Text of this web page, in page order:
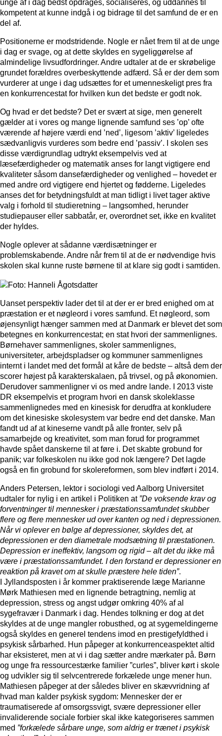
unge af i dag bedst opdrages, socialiseres, og uddannes til
kompetent at kunne indgå i og bidrage til det samfund de er en
del af.
Positionerne er modstridende. Nogle er nået frem til at de unge
i dag er svage, og at dette skyldes en sygeliggørelse af
almindelige livsudfordringer. Andre udtaler at de er skrøbelige
grundet forældres overbeskyttende adfærd. Så er der dem som
vurderer at unge i dag udsættes for et umenneskeligt pres fra
en konkurrencestat for hvilken kun det bedste er godt nok.
Og hvad er det bedste? Det er svært at sige, men generelt
gælder at i vores og mange lignende samfund ses ’op’ ofte
værende af højere værdi end ’ned’, ligesom ’aktiv’ ligeledes
sædvanligvis vurderes som bedre end ’passiv’. I skolen ses
disse værdigrundlag udtrykt eksempelvis ved at
læsefærdigheder og matematik anses for langt vigtigere end
kvaliteter såsom dansefærdigheder og venlighed – hovedet er
med andre ord vigtigere end hjertet og fødderne. Ligeledes
anses det for betydningsfuldt at man tidligt i livet tager aktive
valg i forhold til studieretning – langsomhed, herunder
studiepauser eller sabbatår, er, overordnet set, ikke en kvalitet
der hyldes.
Nogle oplever at sådanne værdisætninger er
problemskabende. Andre når frem til at de er nødvendige hvis
skolen skal kunne ruste børnene til at klare sig godt i samtiden.
Uanset perspektiv lader det til at der er er bred enighed om at
præstation er et nøgleord i vores samfund. Et nøgleord, som
øjensynligt hænger sammen med at Danmark er blevet det som
betegnes en konkurrencestat; en stat hvori der sammenlignes.
Børnehaver sammenlignes, skoler sammenlignes,
universiteter, arbejdspladser og kommuner sammenlignes
internt i landet med det formål at kåre de bedste – altså dem der
scorer højest på karakterskalaen, på trivsel, og på økonomien.
Derudover sammenligner vi os med andre lande. I 2013 viste
DR eksempelvis et program hvori en dansk skoleklasse
sammenlignedes med en kinesisk for derudfra at konkludere
om det kinesiske skolesystem var bedre end det danske. Man
fandt ud af at kineserne vandt på alle fronter, selv på
samarbejde og kreativitet, som man forud for programmet
havde spået danskerne til at føre i. Det skabte grobund for
panik; var folkeskolen nu ikke god nok længere? Det lagde
også en fin grobund for skolereformen, som blev indført i 2014.
Anders Petersen, lektor i sociologi ved Aalborg Universitet
udtaler for nylig i en artikel i Politiken at ”De voksende krav og
forventninger til mennesker i præstationssamfundet skubber
flere og flere mennesker ud over kanten og ned i depressionen.
Når vi oplever en bølge af depressioner, skyldes det, at
depressionen er den diametrale modsætning til præstationen.
Depression er ineffektiv, langsom og rigid – alt det du ikke må
være i præstationssamfundet. I den forstand er depressioner en
reaktion på kravet om at skulle præstere hele tiden”.
I Jyllandsposten i år kommer praktiserende læge Marianne
Mørk Mathiesen med en lignende betragtning, nemlig at
depression, stress og angst udgør omkring 40% af al
sygefravær i Danmark i dag. Hendes tolkning er dog at det
skyldes at de unge mangler robusthed, og at sygemeldingerne
også skyldes en generel tendens imod en prestigefyldthed i
psykisk sårbarhed. Hun påpeger at konkurrenceaspektet altid
har eksisteret, men at vi i dag sætter andre mærkater på. Børn
og unge fra ressourcestærke familier ”curles”, bliver kørt i skole
og udvikler sig til selvcentrerede forkælede unge mener hun.
Mathiesen påpeger at der således bliver en skævvridning af
hvad man kalder psykisk sygdom: Mennesker der er
traumatiserede af omsorgssvigt, svære depressioner eller
invaliderende sociale forbier skal ikke kategoriseres sammen
med ”forkælede sårbare unge, som aldrig er trænet i psykisk